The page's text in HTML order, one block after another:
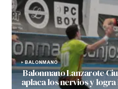
BALONMANO
Balonmano Lanzarote
aplaca los nervios y